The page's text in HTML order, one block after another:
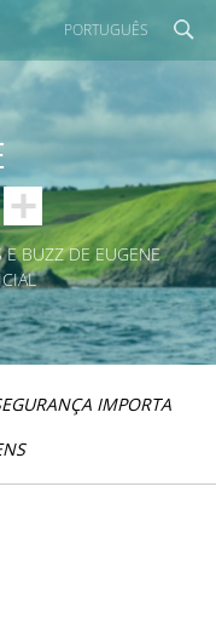
PORTUGUÊS
E BUZZ DE EUGENE
IMPORTA